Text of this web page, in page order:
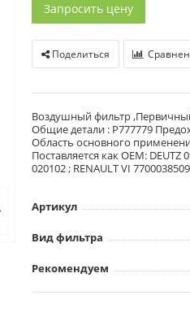
Запросить цену
Поделиться
Воздушный фильтр
Общие детали : P777779
Область основного
Поставляется как OEM: DEUTZ
020102 ; RENAULT VI
Артикул
Вид фильтра
Рекомендуем